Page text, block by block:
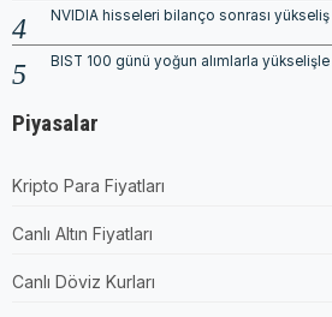
NVIDIA hisseleri bilanço sonrası
BIST 100 günü yoğun alımlarla yükselişle
Piyasalar
Kripto Para Fiyatları
Canlı Altın Fiyatları
Canlı Döviz Kurları